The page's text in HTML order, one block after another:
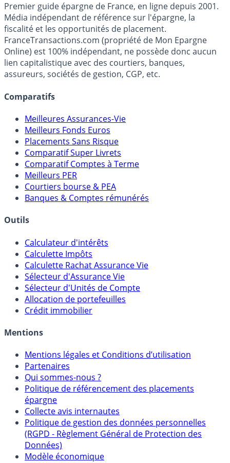
Premier guide épargne de France, en ligne depuis 2001.
Média indépendant de référence sur l'épargne, la
fiscalité et les opportunités de placement.
FranceTransactions.com (propriété de Mon Epargne
Online) est 100% indépendant, ne possède donc aucun
lien capitalistique avec des courtiers, banques,
assureurs, sociétés de gestion, CGP, etc.
Comparatifs
Meilleures Assurances-Vie
Meilleurs Fonds Euros
Placements Sans Risque
Comparatif Super Livrets
Comparatif Comptes à Terme
Meilleurs PER
Courtiers bourse & PEA
Banques & Comptes rémunérés
Outils
Calculateur d'intérêts
Calculette Impôts
Calculette Rachat Assurance Vie
Sélecteur d'Assurance Vie
Sélecteur d'Unités de Compte
Allocation de portefeuilles
Crédit immobilier
Mentions
Mentions légales et Conditions d’utilisation
Partenaires
Qui sommes-nous ?
Politique de référencement des placements
épargne
Collecte avis internautes
Politique de gestion des données personnelles
(RGPD - Règlement Général de Protection des
Données)
Modèle économique